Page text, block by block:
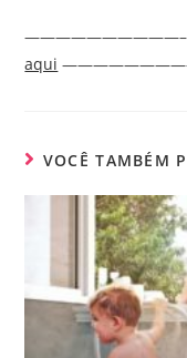
——————————–
aqui
VOCÊ TAMBÉM